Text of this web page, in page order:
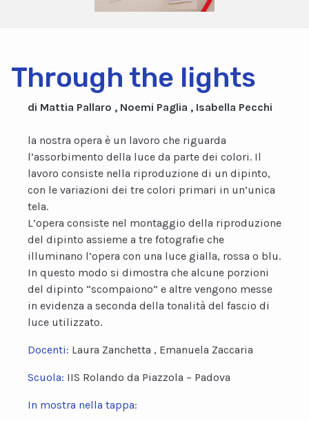
Through the lights
di Mattia Pallaro , Noemi Paglia , Isabella Pecchi
la nostra opera è un lavoro che riguarda
l’assorbimento della luce da parte dei colori. Il
lavoro consiste nella riproduzione di un dipinto,
con le variazioni dei tre colori primari in un’unica
tela.
L’opera consiste nel montaggio della riproduzione
del dipinto assieme a tre fotografie che
illuminano l’opera con una luce gialla, rossa o blu.
In questo modo si dimostra che alcune porzioni
del dipinto “scompaiono” e altre vengono messe
in evidenza a seconda della tonalità del fascio di
luce utilizzato.
Docenti: Laura Zanchetta , Emanuela Zaccaria
Scuola: IIS Rolando da Piazzola – Padova
In mostra nella tappa: